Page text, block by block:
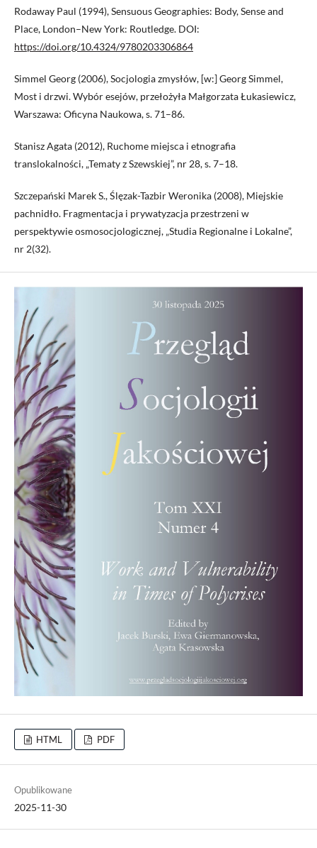
Rodaway Paul (1994), Sensuous Geographies: Body, Sense and
Place, London–New York: Routledge. DOI:
https://doi.org/10.4324/9780203306864
Simmel Georg (2006), Socjologia zmysłów, [w:] Georg Simmel,
Most i drzwi. Wybór esejów, przełożyła Małgorzata Łukasiewicz,
Warszawa: Oficyna Naukowa, s. 71–86.
Stanisz Agata (2012), Ruchome miejsca i etnografia
translokalności, „Tematy z Szewskiej”, nr 28, s. 7–18.
Szczepański Marek S., Ślęzak-Tazbir Weronika (2008), Miejskie
pachnidło. Fragmentacja i prywatyzacja przestrzeni w
perspektywie osmosocjologicznej, „Studia Regionalne i Lokalne”,
nr 2(32).
HTML PDF
Opublikowane
2025-11-30